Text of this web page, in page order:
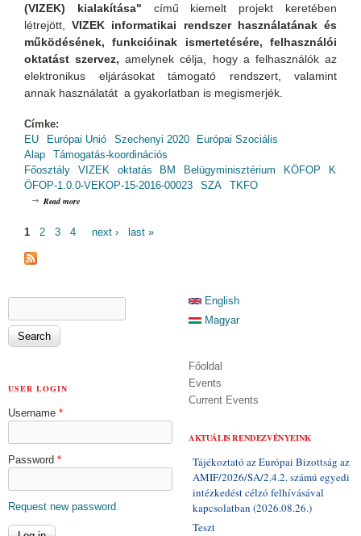
(VIZEK) kialakítása" című kiemelt projekt keretében
létrejött,VIZEK informatikai rendszer használatának és
működésének, funkcióinak ismertetésére, felhasználói
oktatást szervez,amelynek célja, hogy a felhasználók az
elektronikus eljárásokat támogató rendszert, valamint
annak használatát a gyakorlatban is megismerjék.
Címke:
EU
Európai Unió Szechenyi 2020
Európai Szociális
Alap
Támogatás-koordinációs
Főosztály
VIZEK oktatás BM Belügyminisztérium KÖFOP
K
ÖFOP-1.0.0-VEKOP-15-2016-00023
SZA TKFO
Read more
PAGES
1 2 3 4 next › last »
SEARCH FORM
USER LOGIN
Username *
Password *
Request new password
English
Magyar
Főoldal
Events
Current Events
AKTUÁLIS RENDEZVÉNYEINK
Tájékoztató az Európai Bizottság az
AMIF/2026/SA/2.4.2. számú egyedi
intézkedést célzó felhívásával
kapcsolatban (2026.08.26.)
Teszt